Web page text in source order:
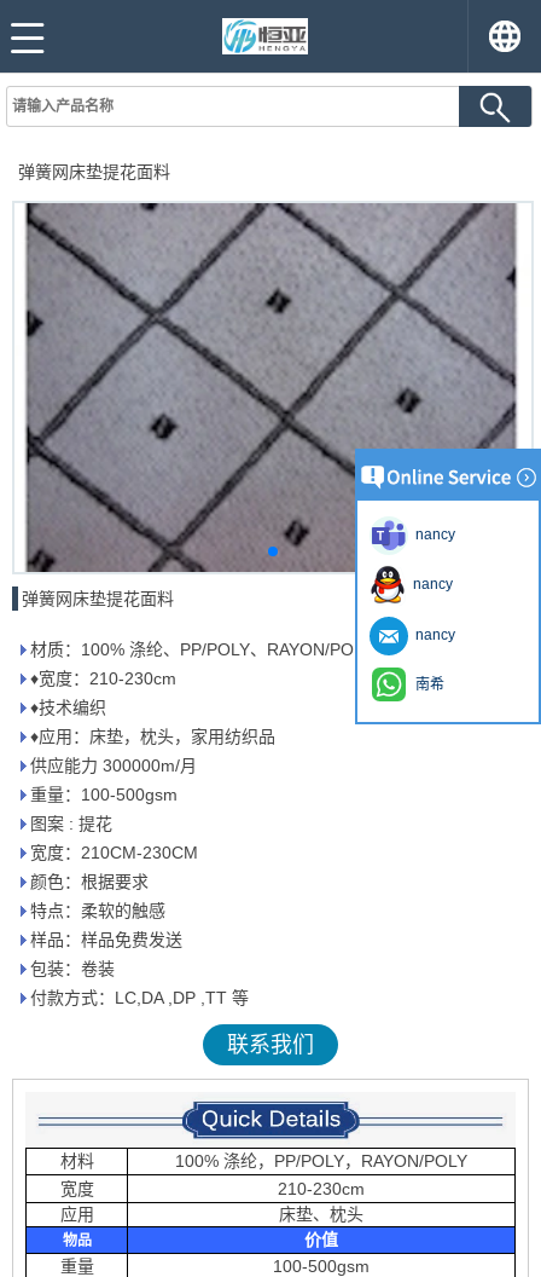
弹簧网床垫提花面料
弹簧网床垫提花面料
材质：100% 涤纶、PP/POLY、RAYON/POLY
♦宽度：210-230cm
♦技术编织
♦应用：床垫，枕头，家用纺织品
供应能力 300000m/月
重量：100-500gsm
图案 : 提花
宽度：210CM-230CM
颜色：根据要求
特点：柔软的触感
样品：样品免费发送
包装：卷装
付款方式：LC,DA ,DP ,TT 等
联系我们
材料
100% 涤纶，PP/POLY，RAYON/POLY
宽度
210-230cm
应用
床垫、枕头
物品
价值
重量
100-500gsm
nancy
nancy
nancy
南希